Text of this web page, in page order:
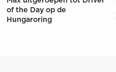
of the Day op de
Hungaroring